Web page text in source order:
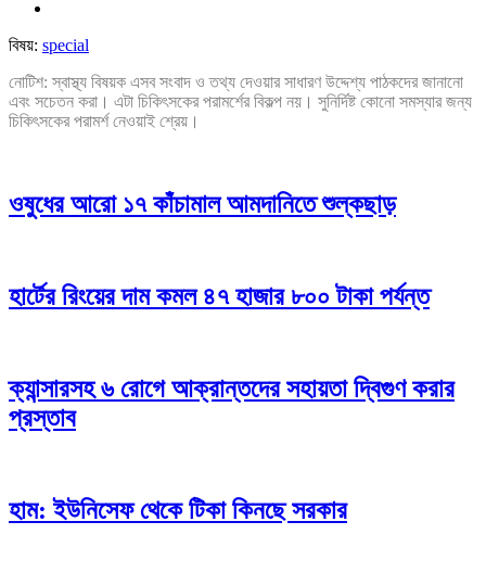
বিষয়: special
নোটিশ: স্বাস্থ্য বিষয়ক এসব সংবাদ ও তথ্য দেওয়ার সাধারণ উদ্দেশ্য পাঠকদের জানানো
এবং সচেতন করা। এটা চিকিৎসকের পরামর্শের বিকল্প নয়। সুনির্দিষ্ট কোনো সমস্যার জন্য
চিকিৎসকের পরামর্শ নেওয়াই শ্রেয়।
ওষুধের আরো ১৭ কাঁচামাল আমদানিতে শুল্কছাড়
হার্টের রিংয়ের দাম কমল ৪৭ হাজার ৮০০ টাকা পর্যন্ত
ক্যান্সারসহ ৬ রোগে আক্রান্তদের সহায়তা দ্বিগুণ করার
প্রস্তাব
হাম: ইউনিসেফ থেকে টিকা কিনছে সরকার